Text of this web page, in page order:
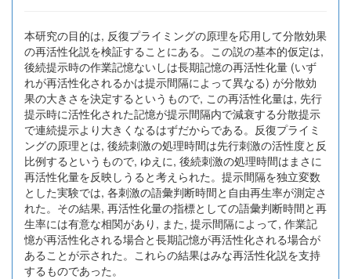
本研究の目的は, 反復プライミングの原理を応用して分散効果
の再活性化説を検証することにある。この説の基本的仮定は,
後続提示時の作業記憶ないしは長期記憶の再活性化量 (いず
れが再活性化されるかは提示間隔によって異なる) が分散効
果の大きさを決定するというもので, この再活性化量は, 先行
提示時に活性化された記憶が提示間隔内で減衰する分散提示
で連続提示より大きくなるはずだからである。反復プライミ
ングの原理とは, 後続刺激の処理時間は先行刺激の活性度と反
比例するというもので, ゆえに, 後続刺激の処理時間はまさに
再活性化量を反映しうると考えられた。提示間隔を独立変数
とした実験では, 各刺激の語彙判断時間と自由再生率が測定さ
れた。その結果, 再活性化量の指標としての語彙判断時間と再
生率には有意な相関があり, また, 提示間隔によって, 作業記
憶が再活性化される場合と長期記憶が再活性化される場合が
あることが示された。これらの結果はみな再活性化説を支持
するものであった。